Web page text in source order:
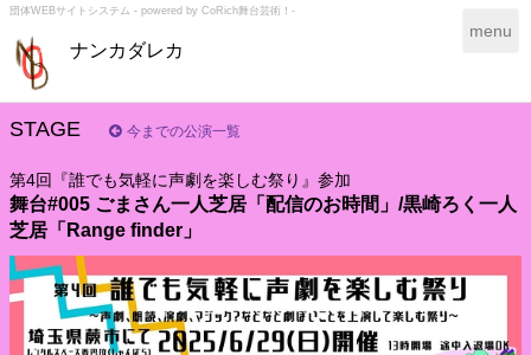
団体WEBサイトシステム - powered by CoRich舞台芸術！-
ナンカダレカ
T
g
a
v
menu
STAGE 今までの公演一覧
第4回『誰でも気軽に声劇を楽しむ祭り』参加
舞台#005 ごまさん一人芝居「配信のお時間」/黒崎ろく一人
芝居「Range finder」